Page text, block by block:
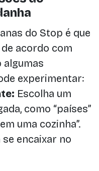
do Stop é que
acordo com
algumas
experimentar:
Escolha um
como “países”
uma cozinha”.
encaixar no